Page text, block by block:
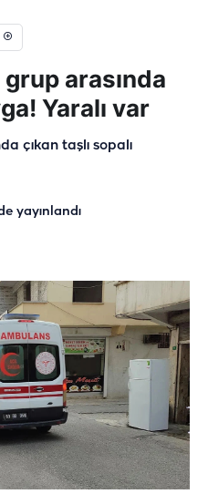
grup arasında
Yaralı var
çıkan taşlı sopalı
yayınlandı